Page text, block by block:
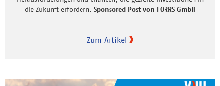
die Zukunft erfordern. Sponsored Post von FORRS GmbH
Zum Artikel